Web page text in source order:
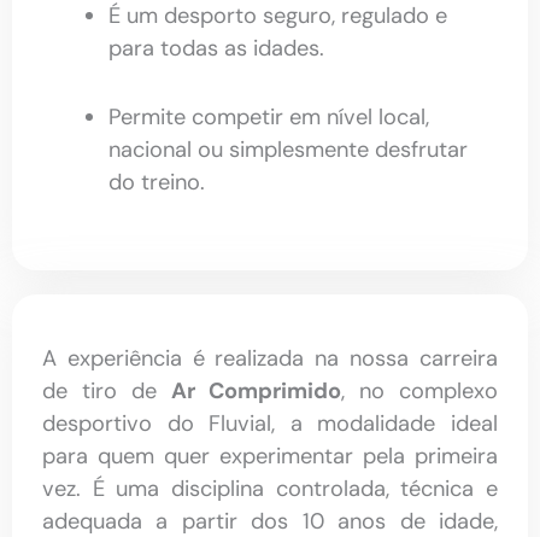
É um desporto seguro, regulado e
para todas as idades.
Permite competir em nível local,
nacional ou simplesmente desfrutar
do treino.
A experiência é realizada na nossa carreira
de tiro de Ar Comprimido, no complexo
desportivo do Fluvial, a modalidade ideal
para quem quer experimentar pela primeira
vez. É uma disciplina controlada, técnica e
adequada a partir dos 10 anos de idade,